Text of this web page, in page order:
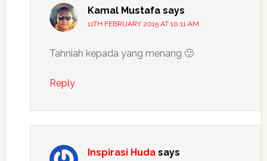
Kamal Mustafa says
11TH FEBRUARY 2015 AT 10:11 AM
Tahniah kepada yang menang 🙂
Reply
Inspirasi Huda says